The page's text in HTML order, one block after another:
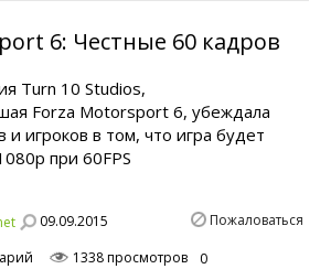
6: Честные 60 кадров
Turn 10 Studios,
Forza Motorsport 6, убеждала
и игроков в том, что игра будет
при 60FPS
09.09.2015 Пожаловаться
1338 просмотров 0